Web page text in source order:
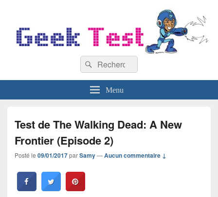
Recherche :
Rechercher
Menu
Test de The Walking Dead: A New
Frontier (Episode 2)
Posté le 09/01/2017parSamy—Aucun commentaire ↓